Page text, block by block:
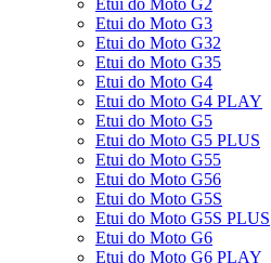
Etui do Moto G2
Etui do Moto G3
Etui do Moto G32
Etui do Moto G35
Etui do Moto G4
Etui do Moto G4 PLAY
Etui do Moto G5
Etui do Moto G5 PLUS
Etui do Moto G55
Etui do Moto G56
Etui do Moto G5S
Etui do Moto G5S PLUS
Etui do Moto G6
Etui do Moto G6 PLAY